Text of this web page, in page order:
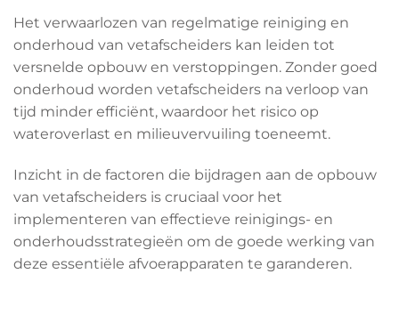
Het verwaarlozen van regelmatige reiniging en
onderhoud van vetafscheiders kan leiden tot
versnelde opbouw en verstoppingen. Zonder goed
onderhoud worden vetafscheiders na verloop van
tijd minder efficiënt, waardoor het risico op
wateroverlast en milieuvervuiling toeneemt.
Inzicht in de factoren die bijdragen aan de opbouw
van vetafscheiders is cruciaal voor het
implementeren van effectieve reinigings- en
onderhoudsstrategieën om de goede werking van
deze essentiële afvoerapparaten te garanderen.